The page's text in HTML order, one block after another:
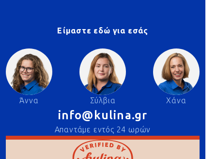
Είμαστε εδώ για εσάς
Άννα Σύλβια Χάνα
info@kulina.gr
Απαντάμε εντός 24 ωρών